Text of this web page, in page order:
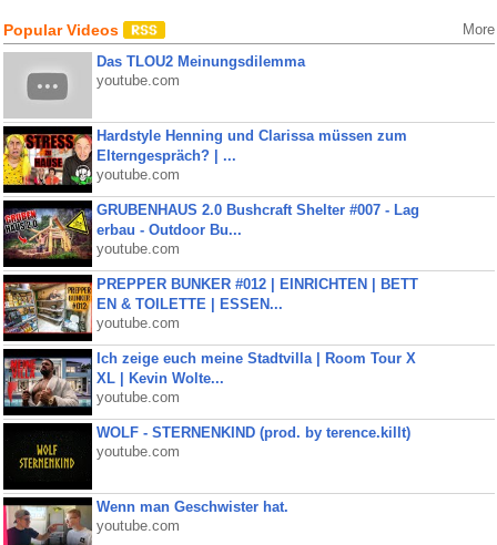
Popular Videos More
Das TLOU2 Meinungsdilemma
youtube.com
Hardstyle Henning und Clarissa müssen zum
Elterngespräch? | ...
youtube.com
GRUBENHAUS 2.0 Bushcraft Shelter #007 - Lag
erbau - Outdoor Bu...
youtube.com
PREPPER BUNKER #012 | EINRICHTEN | BETT
EN & TOILETTE | ESSEN...
youtube.com
Ich zeige euch meine Stadtvilla | Room Tour X
XL | Kevin Wolte...
youtube.com
WOLF - STERNENKIND (prod. by terence.killt)
youtube.com
Wenn man Geschwister hat.
youtube.com